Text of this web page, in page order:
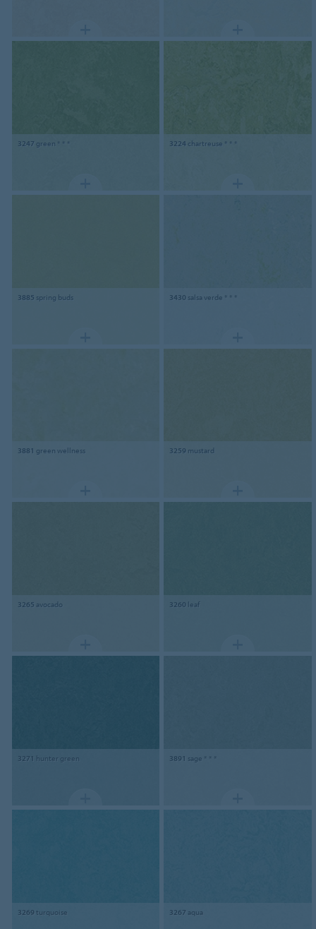
3247 green * * * 3224 chartreuse * * *
3885 spring buds 3430 salsa verde * * *
3881 green wellness 3259 mustard
3265 avocado 3260 leaf
3271 hunter green 3891 sage * * *
3269 turquoise 3267 aqua